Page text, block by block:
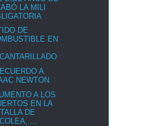
LA MILI
DE
EN
A
NEWTON
A LOS
EN LA
DE
...